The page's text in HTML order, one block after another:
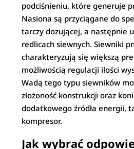
podciśnieniu, które generuje
Nasiona są przyciągane do
tarczy dozującej, a następnie
redlicach siewnych. Siewniki
charakteryzują się większą
możliwością regulacji ilości
Wadą tego typu siewników
złożoność konstrukcji oraz
dodatkowego źródła energii,
kompresor.
Jak wybrać